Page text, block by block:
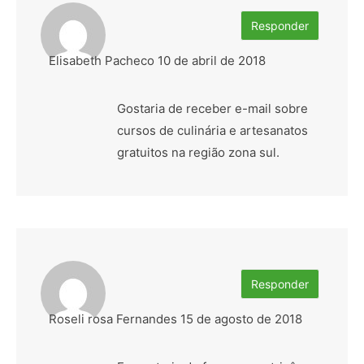
Elisabeth Pacheco 10 de abril de 2018
Gostaria de receber e-mail sobre
cursos de culinária e artesanatos
gratuitos na região zona sul.
Responder
Roseli rosa Fernandes 15 de agosto de 2018
Responder